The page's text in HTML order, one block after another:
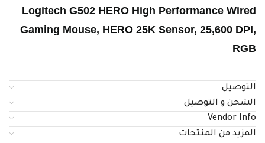
Logitech G502 HERO High Performance Wired
Gaming Mouse, HERO 25K Sensor, 25,600 DPI,
RGB
التوصيل
الشحن و التوصيل
Vendor Info
المزيد من المنتجات